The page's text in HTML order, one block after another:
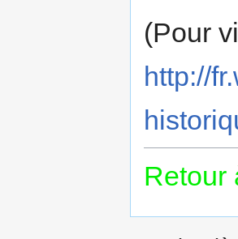
(Pour
http://
Retour